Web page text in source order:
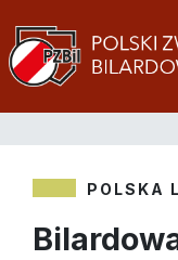
POLSKA